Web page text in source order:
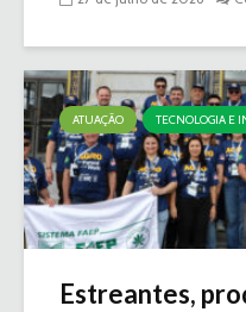
ATUAÇÃO TECNOLOGIA E
Estreantes,